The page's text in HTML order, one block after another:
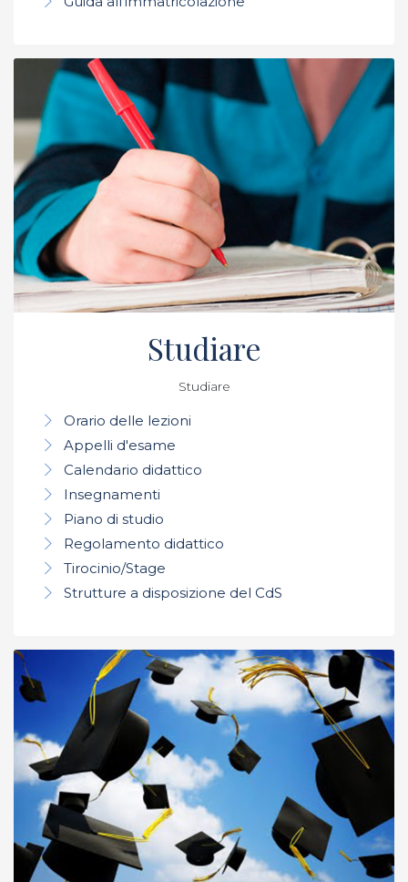
Studiare
Studiare
Orario delle lezioni
Appelli d'esame
Calendario didattico
Insegnamenti
Piano di studio
Regolamento didattico
Tirocinio/Stage
Strutture a disposizione del CdS